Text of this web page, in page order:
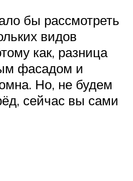
бы рассмотреть
видов
как, разница
фасадом и
Но, не будем
сейчас вы сами